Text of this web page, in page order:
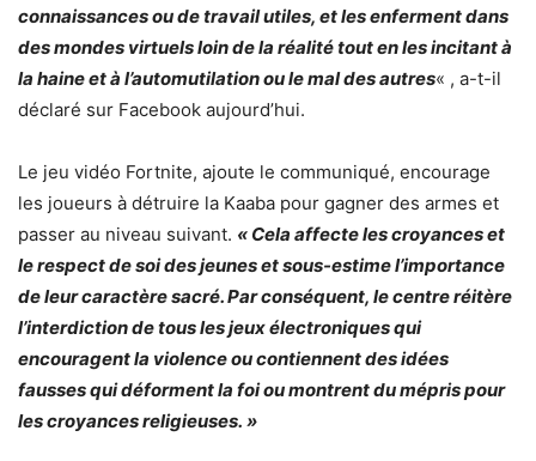
connaissances ou de travail utiles, et les enferment dans
des mondes virtuels loin de la réalité tout en les incitant à
la haine et à l’automutilation ou le mal des autres« , a-t-il
déclaré sur Facebook aujourd’hui.
Le jeu vidéo Fortnite, ajoute le communiqué, encourage
les joueurs à détruire la Kaaba pour gagner des armes et
passer au niveau suivant. « Cela affecte les croyances et
le respect de soi des jeunes et sous-estime l’importance
de leur caractère sacré. Par conséquent, le centre réitère
l’interdiction de tous les jeux électroniques qui
encouragent la violence ou contiennent des idées
fausses qui déforment la foi ou montrent du mépris pour
les croyances religieuses. »